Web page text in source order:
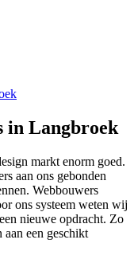
in Langbroek
markt enorm goed.
aan ons gebonden
Webbouwers
ons systeem weten wij
nieuwe opdracht. Zo
een geschikt